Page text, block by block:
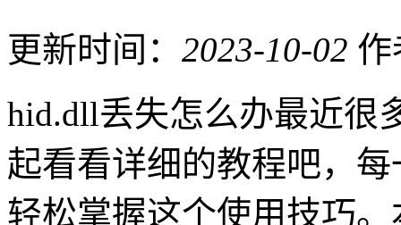
更新时间： 2023-10-02 作
hid.dll丢失怎么办最近很
起看看详细的教程吧，
轻松掌握这个使用技巧